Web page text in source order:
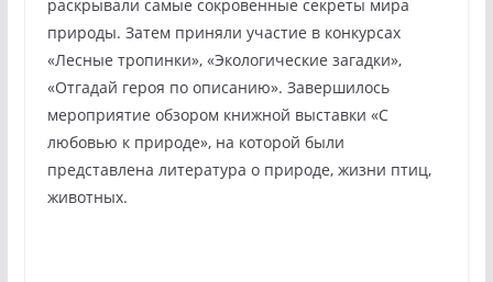
раскрывали самые сокровенные секреты мира
природы. Затем приняли участие в конкурсах
«Лесные тропинки», «Экологические загадки»,
«Отгадай героя по описанию». Завершилось
мероприятие обзором книжной выставки «С
любовью к природе», на которой были
представлена литература о природе, жизни птиц,
животных.